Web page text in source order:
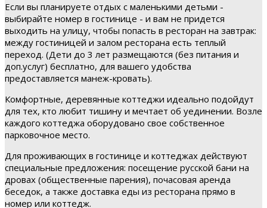
Если вы планируете отдых с маленькими детьми -
выбирайте номер в гостинице - и вам не придется
выходить на улицу, чтобы попасть в ресторан на завтрак:
между гостиницей и залом ресторана есть теплый
переход. (Дети до 3 лет размещаются (без питания и
доп.услуг) бесплатно, для вашего удобства
предоставляется манеж-кровать).
Комфортные, деревянные коттеджи идеально подойдут
для тех, кто любит тишину и мечтает об уединении. Возле
каждого коттеджа оборудовано свое собственное
парковочное место.
Для проживающих в гостинице и коттеджах действуют
специальные предложения: посещение русской бани на
дровах (общественные парения), почасовая аренда
беседок, а также доставка еды из ресторана прямо в
номер или коттедж.